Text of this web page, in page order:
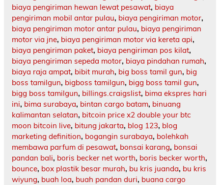
biaya pengiriman hewan lewat pesawat, biaya
pengiriman mobil antar pulau, biaya pengiriman motor,
biaya pengiriman motor antar pulau, biaya pengiriman
motor via jne, biaya pengiriman motor via kereta api,
biaya pengiriman paket, biaya pengiriman pos kilat,
biaya pengiriman sepeda motor, biaya pindahan rumah,
biaya raja ampat, bibit murah, big boss tamil gun, big
boss tamilgun, bigboss tamilgun, bigg boss tamil gun,
bigg boss tamilgun, billings.craigslist, bima ekspres hari
ini, bima surabaya, bintan cargo batam, binuang
kalimantan selatan, bitcoin price x2 double your btc
moon bitcoin live, bitung jakarta, blog 123, blog
marketing definition, bogangin surabaya, bolehkah
membawa parfum di pesawat, bonsai karang, bonsai
pandan bali, boris becker net worth, boris becker worth,
bounce, box plastik besar murah, bu kris juanda, bu kris
wiyung, buah loa, buah pandan duri, buana cargo